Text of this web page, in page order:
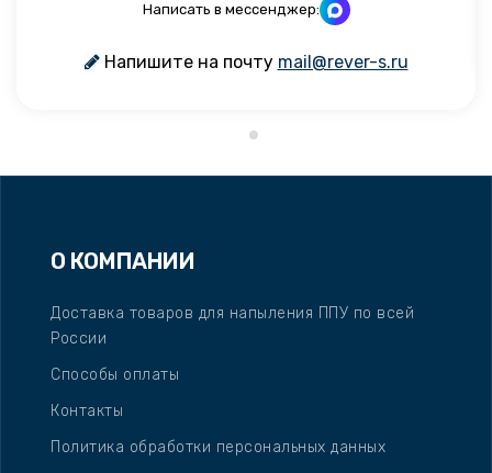
Написать в мессенджер:
Напишите на почту mail@rever-s.ru
О КОМПАНИИ
Доставка товаров для напыления ППУ по всей
России
Способы оплаты
Контакты
Политика обработки персональных данных